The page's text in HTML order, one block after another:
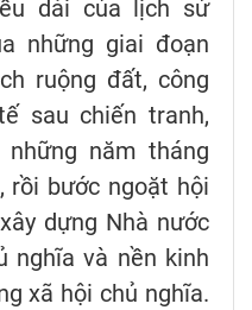
dài của lịch sử
những giai đoạn
ruộng đất, công
sau chiến tranh,
năm tháng
rồi bước ngoặt hội
dựng Nhà nước
nghĩa và nền kinh
xã hội chủ nghĩa.